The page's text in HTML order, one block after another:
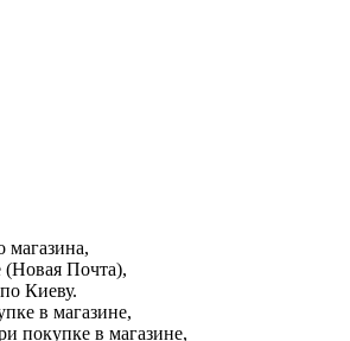
магазина,
(Новая Почта),
Киеву.
в магазине,
покупке в магазине,